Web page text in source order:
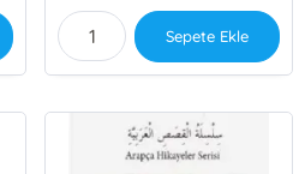
Sepete Ekle